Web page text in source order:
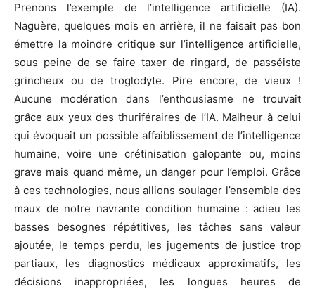
Prenons l’exemple de l’intelligence artificielle (IA).
Naguère, quelques mois en arrière, il ne faisait pas bon
émettre la moindre critique sur l’intelligence artificielle,
sous peine de se faire taxer de ringard, de passéiste
grincheux ou de troglodyte. Pire encore, de vieux !
Aucune modération dans l’enthousiasme ne trouvait
grâce aux yeux des thuriféraires de l’IA. Malheur à celui
qui évoquait un possible affaiblissement de l’intelligence
humaine, voire une crétinisation galopante ou, moins
grave mais quand même, un danger pour l’emploi. Grâce
à ces technologies, nous allions soulager l’ensemble des
maux de notre navrante condition humaine : adieu les
basses besognes répétitives, les tâches sans valeur
ajoutée, le temps perdu, les jugements de justice trop
partiaux, les diagnostics médicaux approximatifs, les
décisions inappropriées, les longues heures de